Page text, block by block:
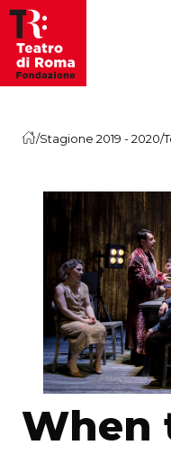
Vai al contenuto
/Stagione 2019 - 2020/
When